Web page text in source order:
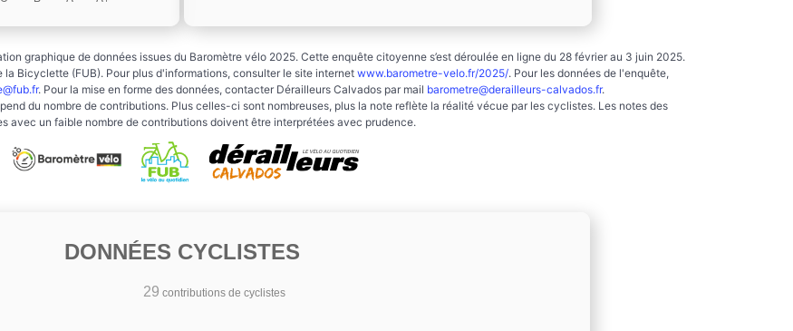
graphique de données issues du Baromètre vélo 2025. Cette enquête citoyenne s’est déroulée en ligne du 28 février au 3 juin 2025.
Bicyclette (FUB). Pour plus d'informations, consulter le site internet www.barometre-velo.fr/2025/. Pour les données de l'enquête,
. Pour la mise en forme des données, contacter Dérailleurs Calvados par mail barometre@derailleurs-calvados.fr.
du nombre de contributions. Plus celles-ci sont nombreuses, plus la note reflète la réalité vécue par les cyclistes. Les notes des
avec un faible nombre de contributions doivent être interprétées avec prudence.
DONNÉES CYCLISTES
29 contributions de cyclistes